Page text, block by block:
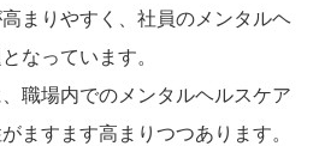
まりやすく、社員のメンタルヘ
なっています。
職場内でのメンタルヘルスケア
ますます高まりつつあります。